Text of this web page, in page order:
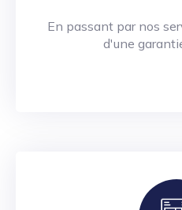
En passant par nos
d'une